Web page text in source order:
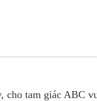
cho tam giác ABC